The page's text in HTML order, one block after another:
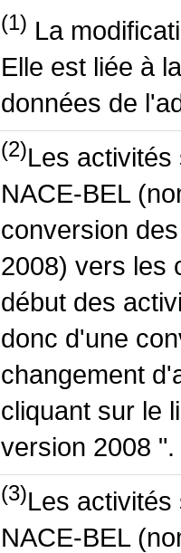
(1) La
Elle est liée à
données de
(2)Les
NACE-BEL
conversion
2008) vers les
début des
donc d'une
changement
cliquant sur le
version 2008 ".
(3)Les
NACE-BEL